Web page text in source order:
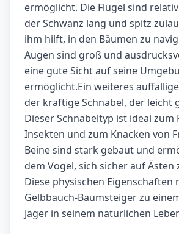
ermöglicht. Die Flügel sind
der Schwanz lang und spitz
ihm hilft, in den Bäumen zu
Augen sind groß und
eine gute Sicht auf seine
ermöglicht.Ein weiteres
der kräftige Schnabel, der leicht
Dieser Schnabeltyp ist ideal zum
Insekten und zum Knacken von
Beine sind stark gebaut und
dem Vogel, sich sicher auf Ästen
Diese physischen Eigenschaften
Gelbbauch-Baumsteiger zu
Jäger in seinem natürlichen